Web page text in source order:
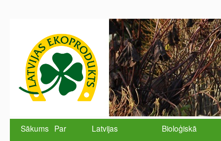
Sākums Par
Latvijas
Bioloģiskā